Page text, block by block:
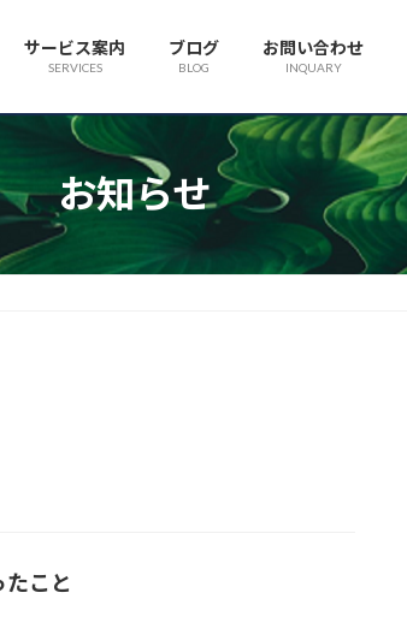
サービス案内
SERVICES
ブログ
BLOG
お問い合わせ
INQUARY
お知らせ
こと